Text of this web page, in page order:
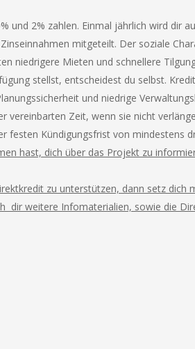
und 2% zahlen. Einmal jährlich wird dir
mitgeteilt. Der soziale
niedrigere Mieten und schnellere
stellst, entscheidest du selbst.
und niedrige
vereinbarten Zeit, wenn sie nicht
festen Kündigungsfrist von mindestens
hast, dich über das Projekt zu
zu unterstützen, dann setz dich
dir weitere Infomaterialien, sowie die